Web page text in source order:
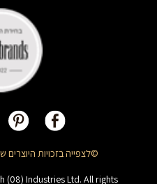
©לצפייה בזכויות
(08) Industries Ltd. All rights